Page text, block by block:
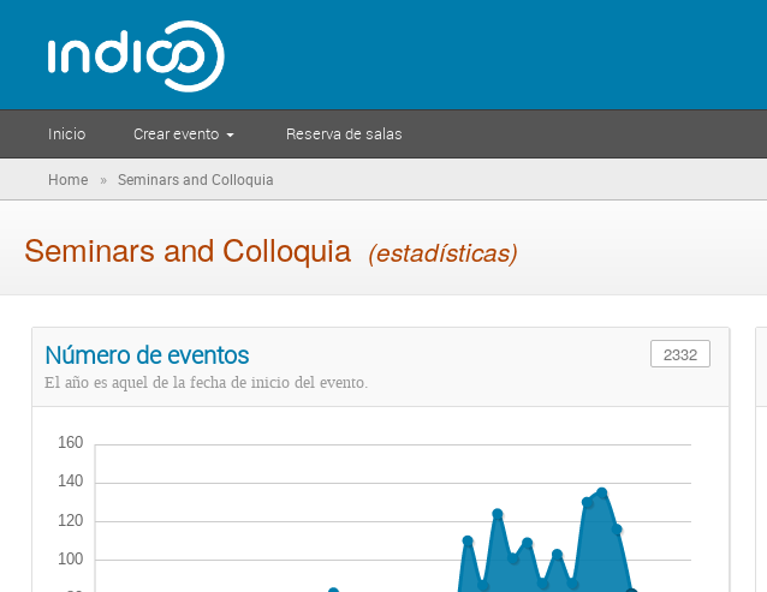
Inicio Crear evento Reserva de salas
Home » Seminars and Colloquia
Seminars and Colloquia (estadísticas)
Número de eventos
2332
El año es aquel de la fecha de inicio del evento.